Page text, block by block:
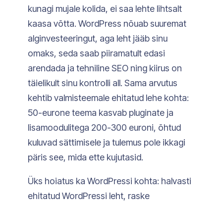
kunagi mujale kolida, ei saa lehte lihtsalt
kaasa võtta. WordPress nõuab suuremat
alginvesteeringut, aga leht jääb sinu
omaks, seda saab piiramatult edasi
arendada ja tehniline SEO ning kiirus on
täielikult sinu kontrolli all. Sama arvutus
kehtib valmisteemale ehitatud lehe kohta:
50-eurone teema kasvab pluginate ja
lisamoodulitega 200-300 euroni, õhtud
kuluvad sättimisele ja tulemus pole ikkagi
päris see, mida ette kujutasid.
Üks hoiatus ka WordPressi kohta: halvasti
ehitatud WordPressi leht, raske